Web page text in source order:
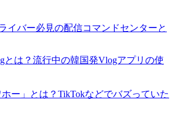
イバー必見の配信コマンドセンターと
とは？流行中の韓国発Vlogアプリの使
ホー」とは？TikTokなどでバズっていた